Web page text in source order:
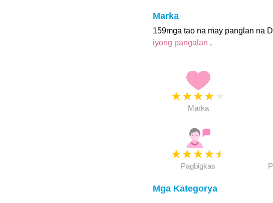
Marka
159mga tao na may panglan na
iyong pangalan .
★★★★
Marka
★★★★★
Pagbigkas
Mga Kategorya